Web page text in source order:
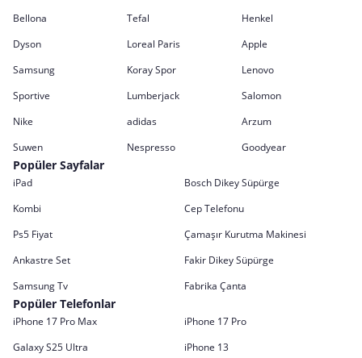
Bellona
Tefal
Henkel
Dyson
Loreal Paris
Apple
Samsung
Koray Spor
Lenovo
Sportive
Lumberjack
Salomon
Nike
adidas
Arzum
Suwen
Nespresso Goodyear
Popüler Sayfalar
iPad
Bosch Dikey Süpürge
Kombi
Cep Telefonu
Ps5 Fiyat
Çamaşır Kurutma Makinesi
Ankastre Set
Fakir Dikey Süpürge
Samsung Tv
Fabrika Çanta
Popüler Telefonlar
iPhone 17 Pro Max
iPhone 17 Pro
Galaxy S25 Ultra
iPhone 13